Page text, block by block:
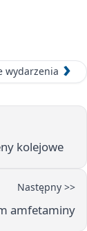
wydarzenia
kolejowe
Następny >>
amfetaminy